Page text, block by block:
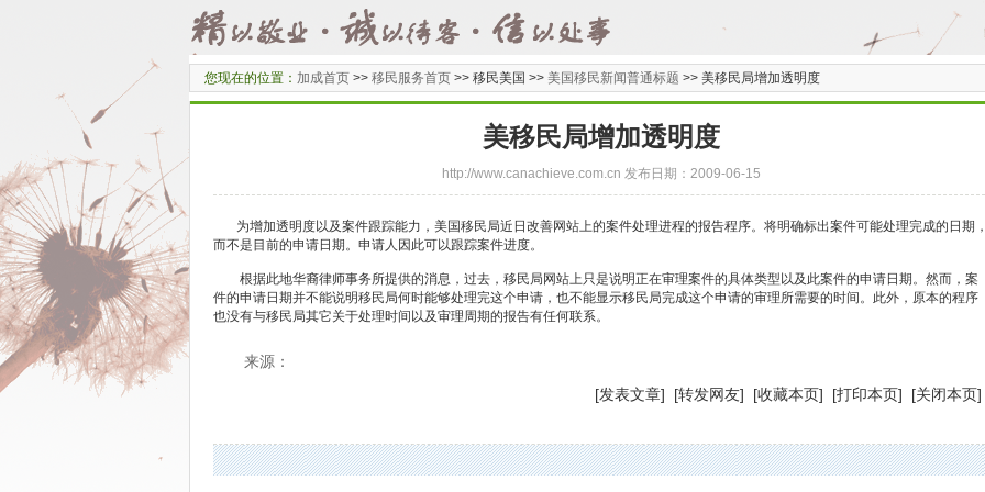
您现在的位置： 加成首页 >> 移民服务首页 >> 移民美国 >> 美国移民新闻普通标题 >> 美移民局增加透明度
美移民局增加透明度
http://www.canachieve.com.cn 发布日期：2009-06-15
为增加透明度以及案件跟踪能力，美国移民局近日改善网站上的案件处理进程的报告程序。将明确标出案件可能处理完成的日期
而不是目前的申请日期。申请人因此可以跟踪案件进度。
根据此地华裔律师事务所提供的消息，过去，移民局网站上只是说明正在审理案件的具体类型以及此案件的申请日期。然而，案
件的申请日期并不能说明移民局何时能够处理完这个申请，也不能显示移民局完成这个申请的审理所需要的时间。此外，原本的程序
也没有与移民局其它关于处理时间以及审理周期的报告有任何联系。
来源：
[发表文章] [转发网友] [收藏本页] [打印本页] [关闭本页